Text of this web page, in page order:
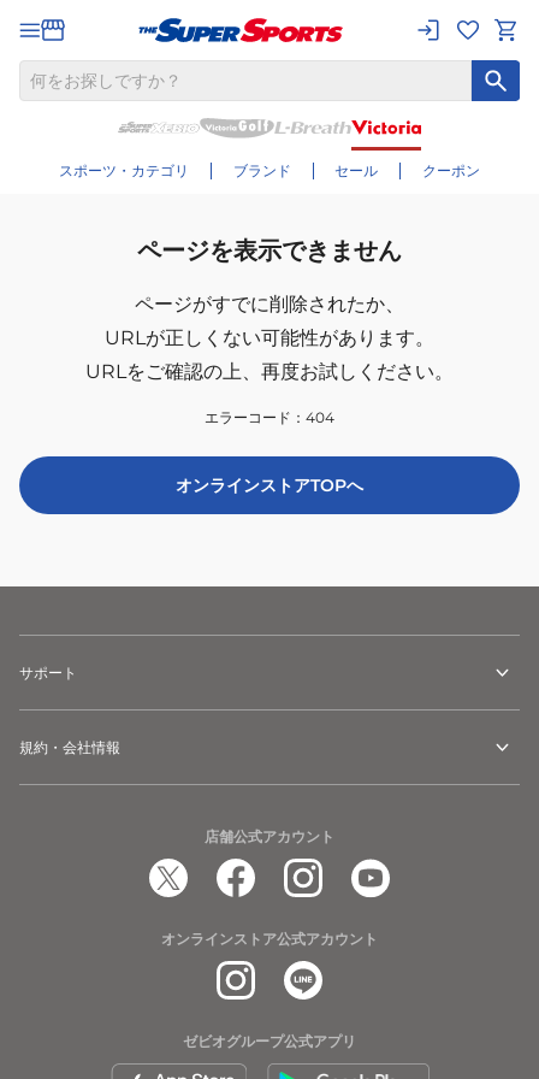
スポーツ・カテゴリ ブランド セール クーポン
ページを表示できません
ページがすでに削除されたか、
URLが正しくない可能性があります。
URLをご確認の上、再度お試しください。
エラーコード： 404
オンラインストアTOPへ
サポート
規約・会社情報
店舗公式アカウント
オンラインストア公式アカウント
ゼビオグループ公式アプリ